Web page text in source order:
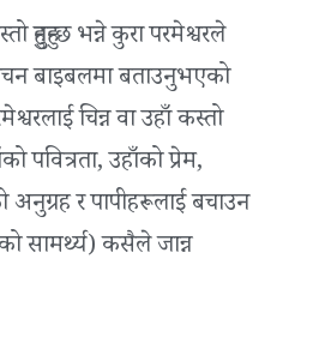
हुनुहुन्छ भन्ने कुरा परमेश्वरले
बाइबलमा बताउनुभएको
चिन्न वा उहाँ कस्तो
पवित्रता, उहाँको प्रेम,
अनुग्रह र पापीहरूलाई बचाउन
सामर्थ्य) कसैले जान्न